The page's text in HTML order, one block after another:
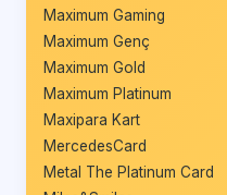
Maximum Gaming
Maximum Genç
Maximum Gold
Maximum Platinum
Maxipara Kart
MercedesCard
Metal The Platinum Card